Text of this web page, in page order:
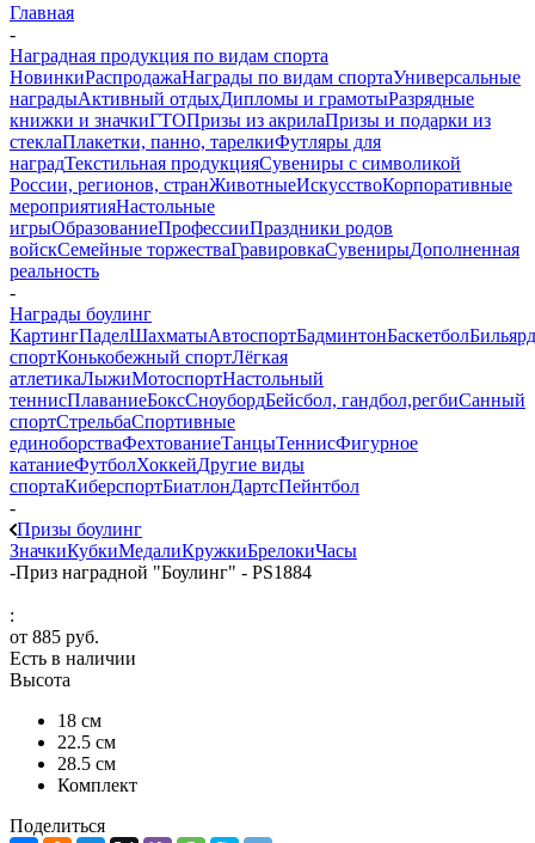
Главная
-
Наградная продукция по видам спорта
НовинкиРаспродажаНаграды по видам спортаУниверсальные
наградыАктивный отдыхДипломы и грамотыРазрядные
книжки и значкиГТОПризы из акрилаПризы и подарки из
стеклаПлакетки, панно, тарелкиФутляры для
наградТекстильная продукцияСувениры с символикой
России, регионов, странЖивотныеИскусствоКорпоративные
мероприятияНастольные
игрыОбразованиеПрофессииПраздники родов
войскСемейные торжестваГравировкаСувенирыДополненная
реальность
-
Награды боулинг
КартингПаделШахматыАвтоспортБадминтонБаскетболБильярд
спортКонькобежный спортЛёгкая
атлетикаЛыжиМотоспортНастольный
теннисПлаваниеБоксСноубордБейсбол, гандбол,регбиСанный
спортСтрельбаСпортивные
единоборстваФехтованиеТанцыТеннисФигурное
катаниеФутболХоккейДругие виды
спортаКиберспортБиатлонДартсПейнтбол
-
Призы боулинг
ЗначкиКубкиМедалиКружкиБрелокиЧасы
-Приз наградной "Боулинг" - PS1884
:
от 885 руб.
Есть в наличии
Высота
18 см
22.5 см
28.5 см
Комплект
Поделиться